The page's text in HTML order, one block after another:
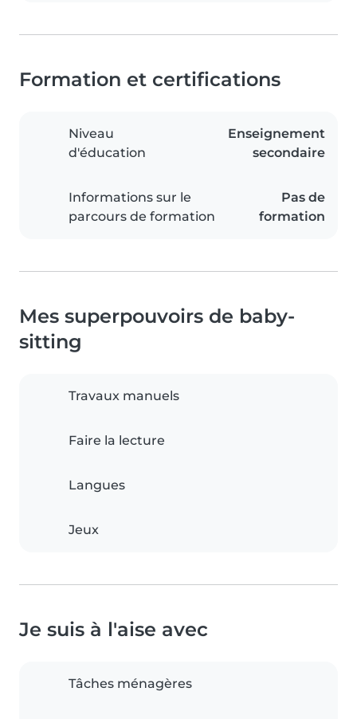
Formation et certifications
Niveau
d'éducation
Enseignement
secondaire
Informations sur le
parcours de formation
Pas de
formation
Mes superpouvoirs de baby-
sitting
Travaux manuels
Faire la lecture
Langues
Jeux
Je suis à l'aise avec
Tâches ménagères